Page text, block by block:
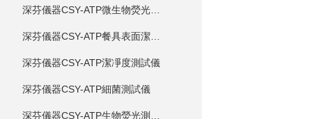
深芬儀器CSY-ATP潔凈度測試儀
深芬儀器CSY-ATP細菌測試儀